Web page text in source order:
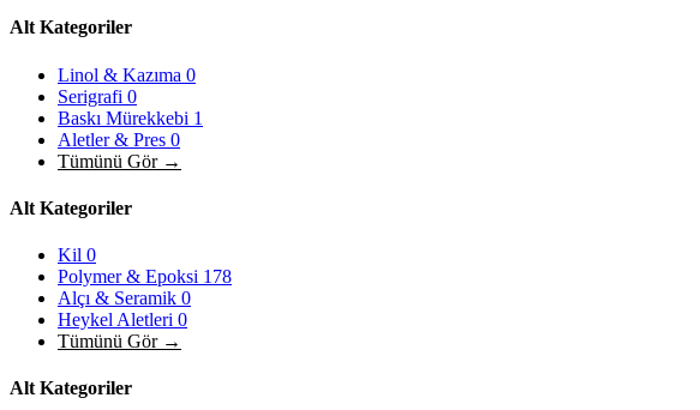
Alt Kategoriler
Linol & Kazıma 0
Serigrafi 0
Baskı Mürekkebi 1
Aletler & Pres 0
Tümünü Gör →
Alt Kategoriler
Kil 0
Polymer & Epoksi 178
Alçı & Seramik 0
Heykel Aletleri 0
Tümünü Gör →
Alt Kategoriler